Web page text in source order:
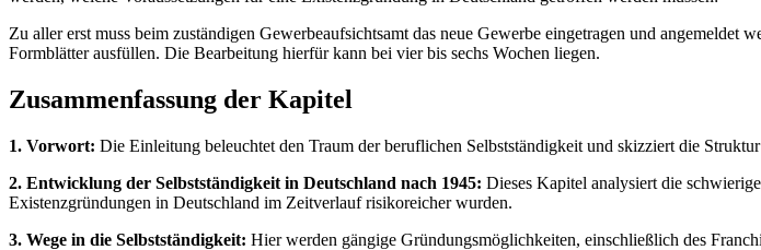
Zu aller erst muss beim zuständigen Gewerbeaufsichtsamt das neue Gewerbe eingetragen und
Formblätter ausfüllen. Die Bearbeitung hierfür kann bei vier bis sechs Wochen liegen.
Zusammenfassung der Kapitel
1. Vorwort: Die Einleitung beleuchtet den Traum der beruflichen Selbstständigkeit und skizziert die
2. Entwicklung der Selbstständigkeit in Deutschland nach 1945: Dieses Kapitel analysiert die
Existenzgründungen in Deutschland im Zeitverlauf risikoreicher wurden.
3. Wege in die Selbstständigkeit: Hier werden gängige Gründungsmöglichkeiten, einschließlich des